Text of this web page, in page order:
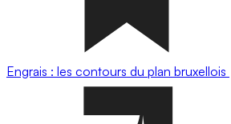
Engrais : les contours du plan bruxellois